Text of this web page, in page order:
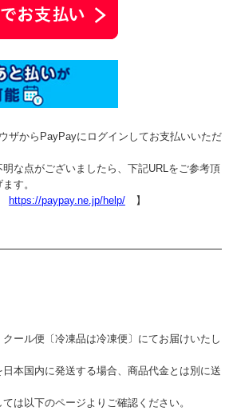
ザからPayPayにログインしてお支払いいただ
な点がございましたら、下記URLをご参考頂
す。
https://paypay.ne.jp/help/】
ール便〔冷凍品は冷凍便〕にてお届けいたし
本国内に発送する場合、商品代金とは別に送
は以下のページよりご確認ください。